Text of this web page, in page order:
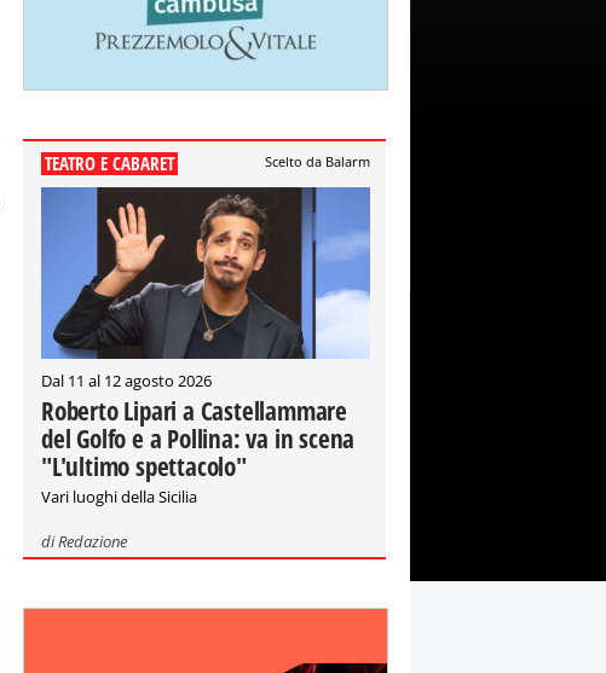
TEATRO E CABARET Scelto da Balarm
Dal 11 al 12 agosto 2026
Roberto Lipari a Castellammare
del Golfo e a Pollina: va in scena
"L'ultimo spettacolo"
Vari luoghi della Sicilia
diRedazione